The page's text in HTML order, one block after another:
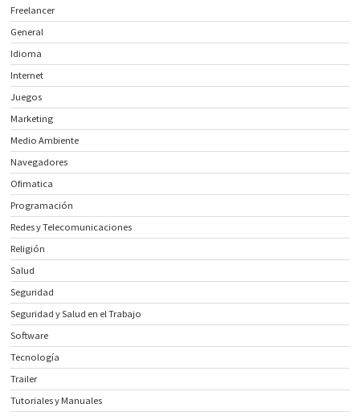
Freelancer
General
Idioma
Internet
Juegos
Marketing
Medio Ambiente
Navegadores
Ofimatica
Programación
Redes y Telecomunicaciones
Religión
Salud
Seguridad
Seguridad y Salud en el Trabajo
Software
Tecnología
Trailer
Tutoriales y Manuales